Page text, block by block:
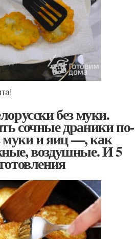
без муки.
сочные драники по-
муки и яиц —, как
воздушные. И 5